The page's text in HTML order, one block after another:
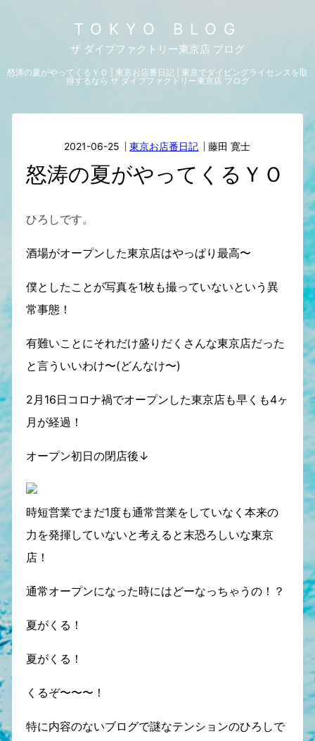
TOKYO BLOG
ザ ダイブファクトリー東京店 ブログ
怒涛の夏がやってくるＹＯ | 東京お店番日記 | 東京でダイビングライセンスを取
得するなら ザ ダイブファクトリー東京店 ブログ
2021-06-25 東京お店番日記 藤田 寛士
怒涛の夏がやってくるＹＯ
ひろしです。
酒場がオープンした東京店はやっぱり最高〜
僕としたことが写真を1枚も撮っていないという異
常事態！
有難いことにそれだけ盛りだくさんな東京店だった
と言ういいわけ〜(どんなけ〜)
2月16日コロナ禍でオープンした東京店も早くも4ヶ
月が経過！
オープン初日の閉店後↓
時短営業でまだ1度も通常営業をしていなく本来の
力を発揮していないと考えると末恐ろしいな東京
店！
通常オープンになった時にはどーなっちゃうの！？
夏がくる！
夏がくる！
くるぞ〜〜〜！
特に内容のないブログで謎なテンションのひろしで